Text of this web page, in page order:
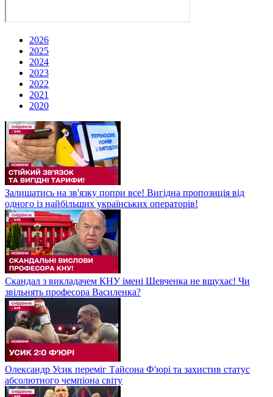
2026
2025
2024
2023
2022
2021
2020
Залишатись на зв'язку попри все! Вигідна пропозиція від
одного із найбільших українських операторів!
Скандал з викладачем КНУ імені Шевченка не вщухає! Чи
звільнять професора Василенка?
Олександр Усик переміг Тайсона Ф'юрі та захистив статус
абсолютного чемпіона світу